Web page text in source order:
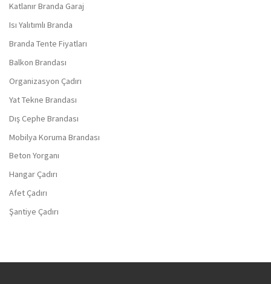
Katlanır Branda Garaj
Isı Yalıtımlı Branda
Branda Tente Fiyatları
Balkon Brandası
Organizasyon Çadırı
Yat Tekne Brandası
Dış Cephe Brandası
Mobilya Koruma Brandası
Beton Yorganı
Hangar Çadırı
Afet Çadırı
Şantiye Çadırı